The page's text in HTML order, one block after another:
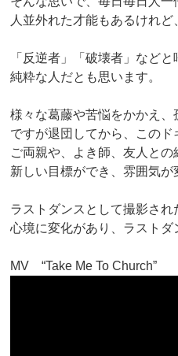
人並外れた才能もあるけれど
「反逆者」「破壊者」などと
純粋な人だとも思います。
様々な葛藤や苦悩をかかえ、
ですが退団してから、このド
ご両親や、よき師、友人との
新しい目標ができ、雰囲気が
ラストダンスとして撮影さ
心境に変化があり、ラストダ
MV “Take Me To Church”